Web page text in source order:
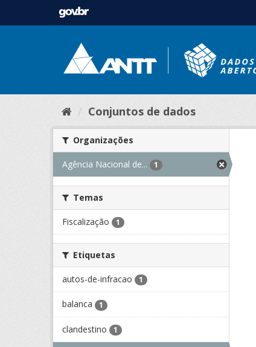
Conjuntos de dados
Organizações
Agência Nacional de... 1
Temas
Fiscalização 1
Etiquetas
autos-de-infracao 1
balanca 1
clandestino 1